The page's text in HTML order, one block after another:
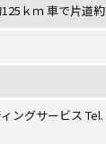
ｋｍ 車で片道
ングサービス